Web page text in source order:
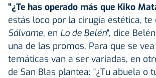
"¿Te has operado más que Kiko
estás loco por la cirugía estética, te
Sálvame, en Lo de Belén", dice
una de las promos. Para que se
temáticas van a ser variadas, en
de San Blas plantea: "¿Tu abuela o